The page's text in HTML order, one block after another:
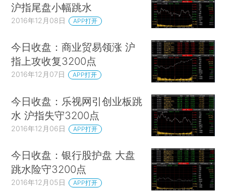
沪指尾盘小幅跳水
2016年12月08日 APP打开
今日收盘：商业贸易领涨 沪
指上攻收复3200点
2016年12月07日 APP打开
今日收盘：乐视网引创业板跳
水 沪指失守3200点
2016年12月06日 APP打开
今日收盘：银行股护盘 大盘
跳水险守3200点
2016年12月05日 APP打开